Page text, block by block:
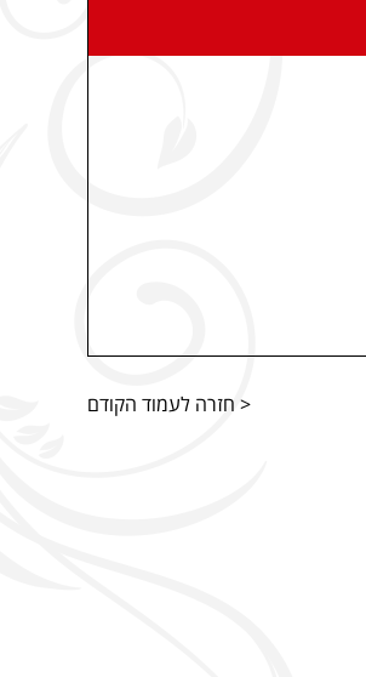
< חזרה לעמוד הקודם